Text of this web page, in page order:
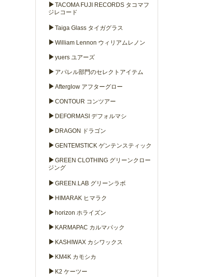
▶ TACOMA FUJI RECORDS タコマフ
ジレコード
▶ Taiga Glass タイガグラス
▶ William Lennon ウィリアムレノン
▶ yuers ユアーズ
▶ アパレル部門のセレクトアイテム
▶ Afterglow アフターグロー
▶ CONTOUR コンツアー
▶ DEFORMASI デフォルマシ
▶ DRAGON ドラゴン
▶ GENTEMSTICK ゲンテンスティック
▶ GREEN CLOTHING グリーンクロー
ジング
▶ GREEN.LAB グリーンラボ
▶ HIMARAK ヒマラク
▶ horizon ホライズン
▶ KARMAPAC カルマパック
▶ KASHIWAX カシワックス
▶ KM4K カモシカ
▶ K2 ケーツー